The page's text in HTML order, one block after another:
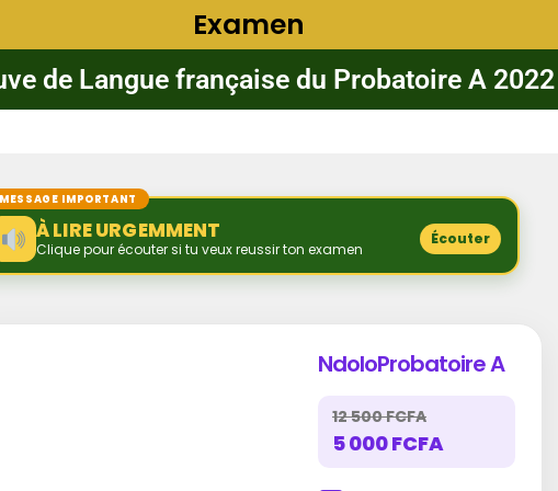
Examen
de Langue française du Probatoire A 2022
MESSAGE IMPORTANT
À LIRE URGEMMENT
Clique pour écouter si tu veux reussir ton examen
Écouter
NdoloProbatoire A
12 500 FCFA
5 000 FCFA